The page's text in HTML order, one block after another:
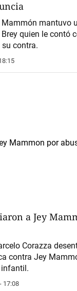
Mammón mantuvo
quien le contó
contra.
a Jey
Corazza
contra Jey
17:08